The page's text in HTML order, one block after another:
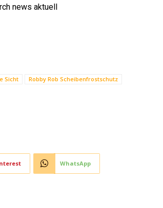
news aktuell
Sicht
Robby Rob Scheibenfrostschutz
WhatsApp